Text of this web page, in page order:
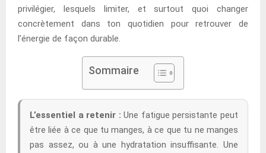
privilégier, lesquels limiter, et surtout quoi changer
concrètement dans ton quotidien pour retrouver de
l’énergie de façon durable.
Sommaire
L’essentiel a retenir : Une fatigue persistante peut
être liée à ce que tu manges, à ce que tu ne manges
pas assez, ou à une hydratation insuffisante. Une